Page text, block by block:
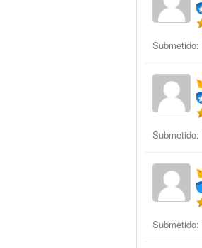
Submetido:
Submetido:
Submetido: